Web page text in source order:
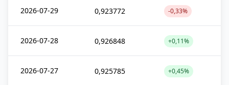
2026-07-29 0,923772 -0,33%
2026-07-28 0,926848 +0,11%
2026-07-27 0,925785 +0,45%